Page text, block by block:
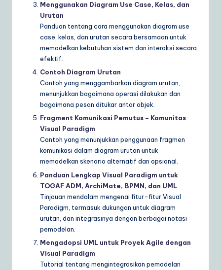
Menggunakan Diagram Use Case, Kelas, dan
Urutan
Panduan tentang cara menggunakan diagram use
case, kelas, dan urutan secara bersamaan untuk
memodelkan kebutuhan sistem dan interaksi secara
efektif.
Contoh Diagram Urutan
Contoh yang menggambarkan diagram urutan,
menunjukkan bagaimana operasi dilakukan dan
bagaimana pesan ditukar antar objek.
Fragment Komunikasi Pemutus – Komunitas
Visual Paradigm
Contoh yang menunjukkan penggunaan fragmen
komunikasi dalam diagram urutan untuk
memodelkan skenario alternatif dan opsional.
Panduan Lengkap Visual Paradigm untuk
TOGAF ADM, ArchiMate, BPMN, dan UML
Tinjauan mendalam mengenai fitur-fitur Visual
Paradigm, termasuk dukungan untuk diagram
urutan, dan integrasinya dengan berbagai notasi
pemodelan.
Mengadopsi UML untuk Proyek Agile dengan
Visual Paradigm
Tutorial tentang mengintegrasikan pemodelan